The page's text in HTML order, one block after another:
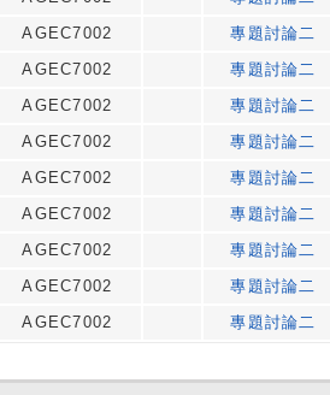
AGEC7002
專題討論二
AGEC7002
專題討論二
AGEC7002
專題討論二
AGEC7002
專題討論二
AGEC7002
專題討論二
AGEC7002
專題討論二
AGEC7002
專題討論二
AGEC7002
專題討論二
AGEC7002 專題討論二